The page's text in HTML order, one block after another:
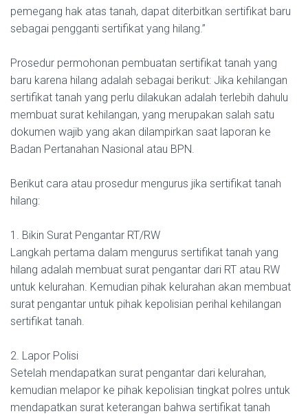
pemegang hak atas tanah, dapat diterbitkan sertifikat baru
sebagai pengganti sertifikat yang hilang.”
Prosedur permohonan pembuatan sertifikat tanah yang
baru karena hilang adalah sebagai berikut: Jika kehilangan
sertifikat tanah yang perlu dilakukan adalah terlebih dahulu
membuat surat kehilangan, yang merupakan salah satu
dokumen wajib yang akan dilampirkan saat laporan ke
Badan Pertanahan Nasional atau BPN.
Berikut cara atau prosedur mengurus jika sertifikat tanah
hilang:
1. Bikin Surat Pengantar RT/RW
Langkah pertama dalam mengurus sertifikat tanah yang
hilang adalah membuat surat pengantar dari RT atau RW
untuk kelurahan. Kemudian pihak kelurahan akan membuat
surat pengantar untuk pihak kepolisian perihal kehilangan
sertifikat tanah.
2. Lapor Polisi
Setelah mendapatkan surat pengantar dari kelurahan,
kemudian melapor ke pihak kepolisian tingkat polres untuk
mendapatkan surat keterangan bahwa sertifikat tanah